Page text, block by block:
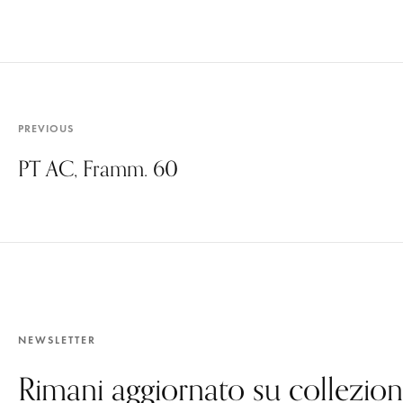
PREVIOUS
PT AC, Framm. 60
NEWSLETTER
Rimani aggiornato su